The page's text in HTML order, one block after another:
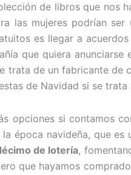
de libros que nos
las mujeres podrían
es llegar a
que quiera
trata de un fabricante
de Navidad si se
opciones si contamos
la época navideña, que
de lotería,
que hayamos